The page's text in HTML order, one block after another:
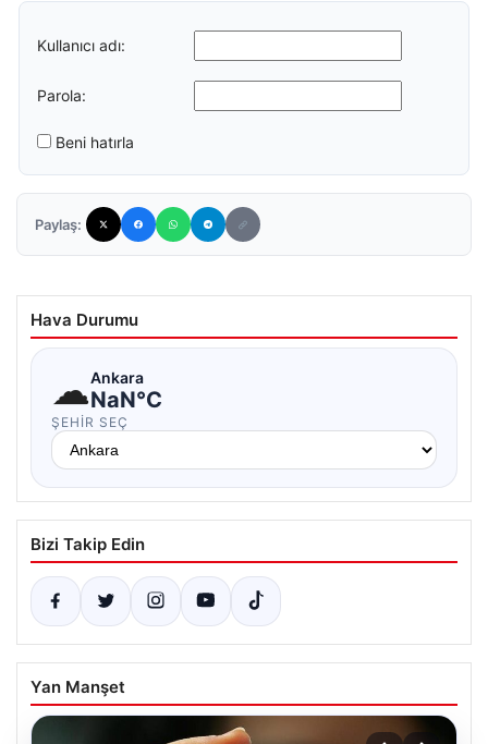
Kullanıcı adı:
Parola:
Beni hatırla
Paylaş:
Hava Durumu
☁Ankara
NaN°C
ŞEHIR SEÇ
Bizi Takip Edin
Yan Manşet